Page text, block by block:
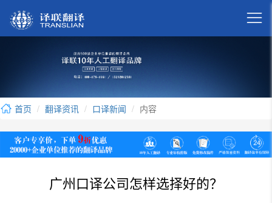

首页 翻译资讯 口译新闻 内容
广州口译公司怎样选择好的？